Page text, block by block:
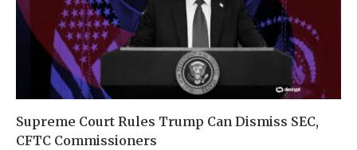
Supreme Court Rules Trump Can Dismiss SEC,
CFTC Commissioners